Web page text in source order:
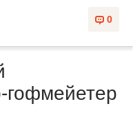
0
гофмейетер